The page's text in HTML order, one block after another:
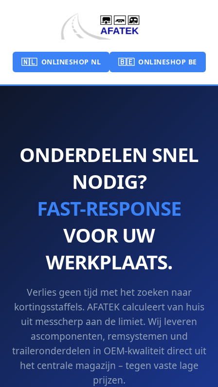
🇳🇱 ONLINESHOP NL 🇧🇪 ONLINESHOP BE
ONDERDELEN SNEL
NODIG?
FAST-RESPONSE
VOOR UW
WERKPLAATS.
Verlies geen tijd met het zoeken naar
kortingsstaffels. AFATEK calculeert van huis
uit messcherp aan de limiet. Wij leveren
ascomponenten, remsystemen und
traileronderdelen in OEM-kwaliteit direct uit
het centrale magazijn – tegen vaste lage
prijzen.